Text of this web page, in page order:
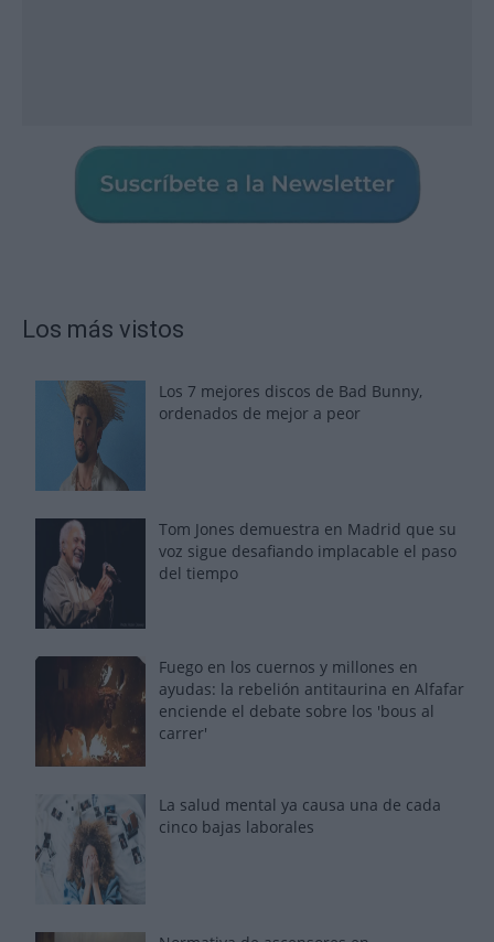
Los más vistos
Los 7 mejores discos de Bad Bunny,
ordenados de mejor a peor
Tom Jones demuestra en Madrid que su
voz sigue desafiando implacable el paso
del tiempo
Fuego en los cuernos y millones en
ayudas: la rebelión antitaurina en Alfafar
enciende el debate sobre los 'bous al
carrer'
La salud mental ya causa una de cada
cinco bajas laborales